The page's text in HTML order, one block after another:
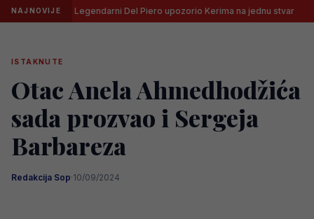
NAJNOVIJE
Legendarni Del Piero upozorio Kerima na jednu stvar
ISTAKNUTE
Otac Anela Ahmedhodžića
sada prozvao i Sergeja
Barbareza
Redakcija Sop·10/09/2024